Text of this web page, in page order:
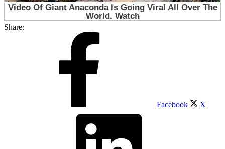
Share:
Facebook X